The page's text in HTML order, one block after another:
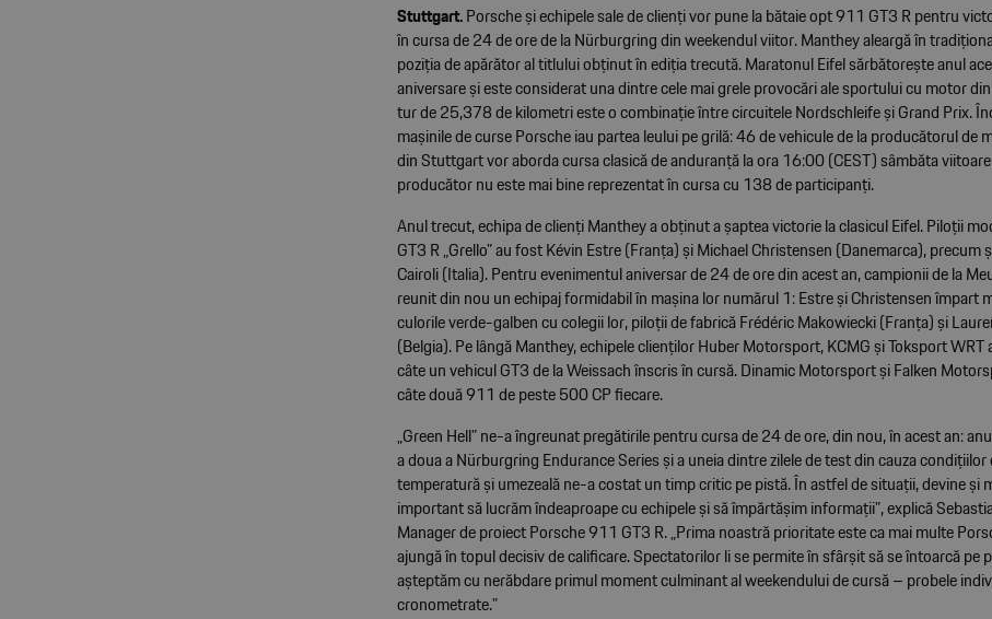
Stuttgart.Porsche și echipele sale de clienți vor pune la bătaie opt 911 GT3 R pentru
în cursa de 24 de ore de la Nürburgring din weekendul viitor. Manthey aleargă în
poziția de apărător al titlului obținut în ediția trecută. Maratonul Eifel sărbătorește anul
aniversare și este considerat una dintre cele mai grele provocări ale sportului cu motor
tur de 25,378 de kilometri este o combinație între circuitele Nordschleife și Grand Prix.
mașinile de curse Porsche iau partea leului pe grilă: 46 de vehicule de la producătorul de
din Stuttgart vor aborda cursa clasică de anduranță la ora 16:00 (CEST) sâmbăta
producător nu este mai bine reprezentat în cursa cu 138 de participanți.
Anul trecut, echipa de clienți Manthey a obținut a șaptea victorie la clasicul Eifel. Piloții
GT3 R „Grello” au fost Kévin Estre (Franța) și Michael Christensen (Danemarca), precum
Cairoli (Italia). Pentru evenimentul aniversar de 24 de ore din acest an, campionii de la
reunit din nou un echipaj formidabil în mașina lor numărul 1: Estre și Christensen împart
culorile verde-galben cu colegii lor, piloții de fabrică Frédéric Makowiecki (Franța) și
(Belgia). Pe lângă Manthey, echipele clienților Huber Motorsport, KCMG și Toksport WRT
câte un vehicul GT3 de la Weissach înscris în cursă. Dinamic Motorsport și Falken
câte două 911 de peste 500 CP fiecare.
„Green Hell” ne-a îngreunat pregătirile pentru cursa de 24 de ore, din nou, în acest an:
a doua a Nürburgring Endurance Series și a uneia dintre zilele de test din cauza condițiilor
temperatură și umezeală ne-a costat un timp critic pe pistă. În astfel de situații, devine și
important să lucrăm îndeaproape cu echipele și să împărtășim informații”, explică
Manager de proiect Porsche 911 GT3 R. „Prima noastră prioritate este ca mai multe
ajungă în topul decisiv de calificare. Spectatorilor li se permite în sfârșit să se întoarcă pe
așteptăm cu nerăbdare primul moment culminant al weekendului de cursă – probele
cronometrate.”